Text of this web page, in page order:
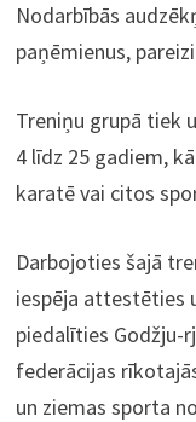
Nodarbībās
paņēmienus,
Treniņu grupā tiek
4 līdz 25 gadiem,
karatē vai citos
Darbojoties šajā
iespēja attestēties
piedalīties Godžju-
federācijas
un ziemas sporta